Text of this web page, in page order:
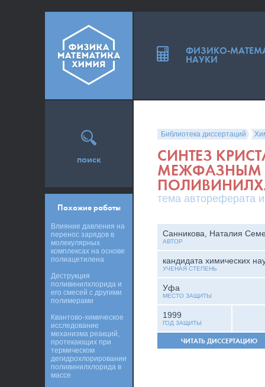
Библиотека диссертаций
СИНТЕЗ
МЕЖФАЗНЫМ
тема автореферата
Санникова, Наталия
АВТОР
кандидата химических
УЧЕНАЯ СТЕПЕНЬ
Уфа
МЕСТО ЗАЩИТЫ
1999
ГОД ЗАЩИТЫ
ЧИТАТЬ ДИССЕРТАЦИЮ
поиск
Похожие работы
Влияние давления на
перенос зарядов в
молекулярных
комплексах на основе
полиацетилена
Деструкция
поливинилхлорида и
его смесей с другими
полимерами
Квантово-химическое
исследование
механизма реакций,
протекающих при
термическом
дегидрохлорировании
поливинилхлорида в
массе
ФИЗИКО-
НАУКИ